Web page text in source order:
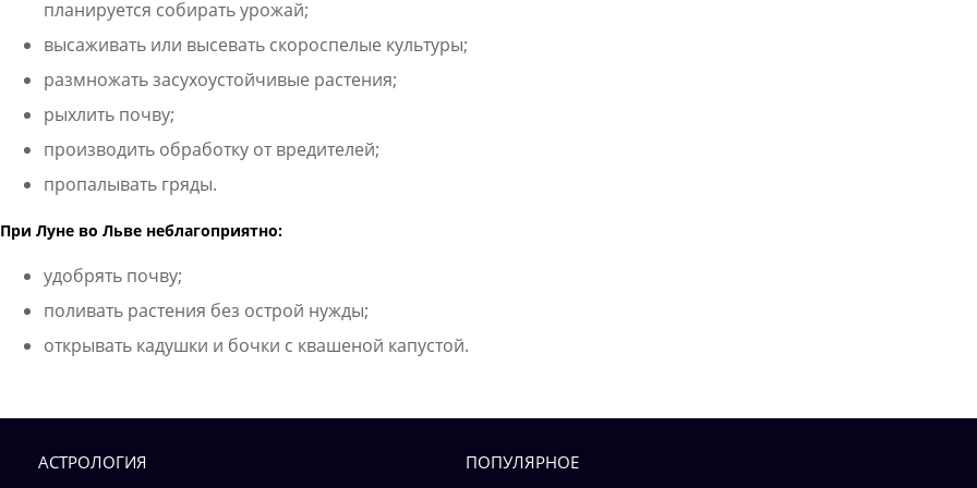
планируется собирать урожай;
высаживать или высевать скороспелые культуры;
размножать засухоустойчивые растения;
рыхлить почву;
производить обработку от вредителей;
пропалывать гряды.
При Луне во Льве неблагоприятно:
удобрять почву;
поливать растения без острой нужды;
открывать кадушки и бочки с квашеной капустой.
АСТРОЛОГИЯ ПОПУЛЯРНОЕ